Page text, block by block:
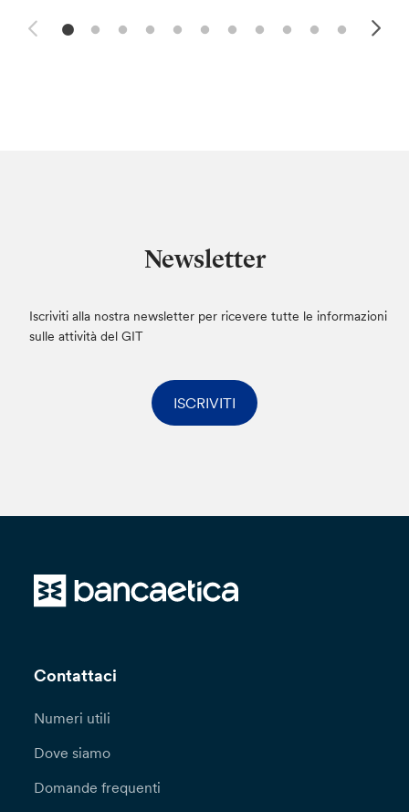
Newsletter
Iscriviti alla nostra newsletter per ricevere tutte le informazioni
sulle attività del GIT
ISCRIVITI
Contattaci
Numeri utili
Dove siamo
Domande frequenti